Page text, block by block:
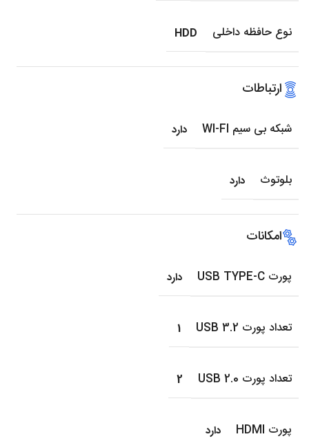
نوع حافظه داخلی HDD
ارتباطات
شبکه بی سیم WI-FI دارد
بلوتوث دارد
امکانات
پورت USB TYPE-C دارد
تعداد پورت USB 3.2 1
تعداد پورت USB 2.0 2
پورت HDMI دارد